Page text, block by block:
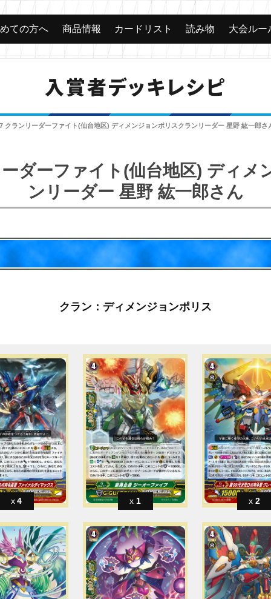
ての方へ 商品情報 カードリスト 読み物 大会ルー
入賞者デッキレシピ
クランリーダーファイト(仙台地区) ディメンジョンポリスクランリーダー 星野 紘一郎さ
ダーファイト(仙台地区) ディメ
ンリーダー 星野 紘一郎さん
クラン：ディメンジョンポリス
4 1 2